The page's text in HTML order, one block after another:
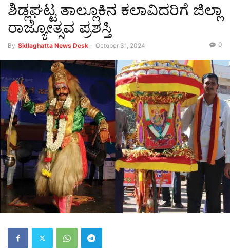
ಶಿಡ್ಲಘಟ್ಟ ತಾಲ್ಲೂಕಿನ ಕಲಾವಿದರಿಗೆ ಜಿಲ್ಲಾ
ರಾಜ್ಯೋತ್ಸವ ಪ್ರಶಸ್ತಿ
By Sidlaghatta News Desk - October 31, 2024 0